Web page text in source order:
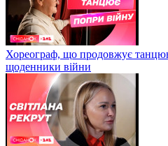
Хореограф, що продовжує
щоденники війни